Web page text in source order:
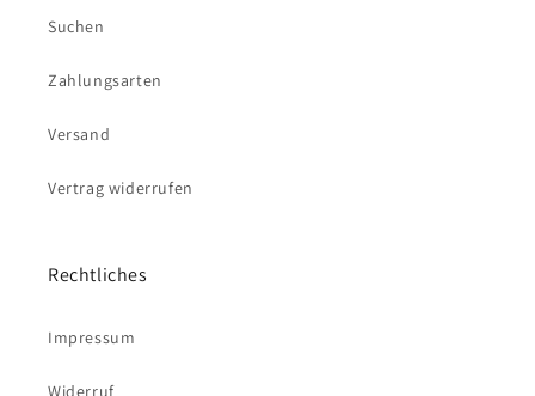
Suchen
Zahlungsarten
Versand
Vertrag widerrufen
Rechtliches
Impressum
Widerruf